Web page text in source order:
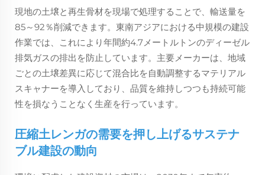
現地の土壌と再生骨材を現場で処理することで、輸送量を
85～92％削減できます。東南アジアにおける中規模の建設
作業では、これにより年間約4.7メートルトンのディーゼル
排気ガスの排出を防止しています。主要メーカーは、地域
ごとの土壌差異に応じて混合比を自動調整するマテリアル
スキャナーを導入しており、品質を維持しつつも持続可能
性を損なうことなく生産を行っています。
圧縮土レンガの需要を押し上げるサステナ
ブル建設の動向